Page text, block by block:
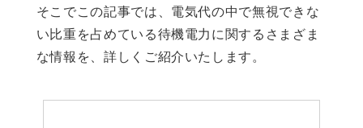
そこでこの記事では、電気代の中で無視できな
い比重を占めている待機電力に関するさまざま
な情報を、詳しくご紹介いたします。